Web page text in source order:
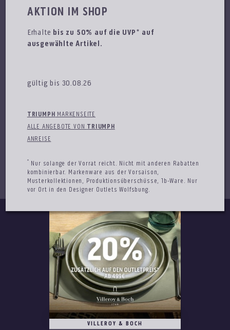
AKTION IM SHOP
Erhalte bis zu 50% auf die UVP* auf
ausgewählte Artikel.
gültig bis 30.08.26
TRIUMPH
MARKENSEITE
ALLE ANGEBOTE VON TRIUMPH
ANREISE
*
Nur solange der Vorrat reicht. Nicht mit anderen Rabatten
kombinierbar. Markenware aus der Vorsaison,
Musterkollektionen, Produktionsüberschüsse, 1b-Ware. Nur
vor Ort in den Designer Outlets Wolfsbung.
SCHIESSER
gültig: 10.08.26 bis 30.09.26
VILLEROY & BOCH